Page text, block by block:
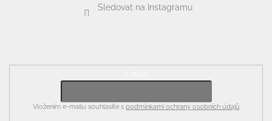
Sledovat na Instagramu
Vložením e-mailu souhlasíte s podmínkami ochrany osobních údajů